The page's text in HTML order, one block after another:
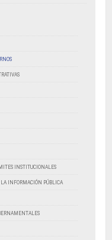
INSTITUCIONALES
LA INFORMACIÓN PÚBLICA